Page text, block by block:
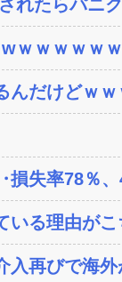
れたらパニ
ｗｗｗｗｗ
だけどｗｗ
失率78％、
いる理由が
再びで海外